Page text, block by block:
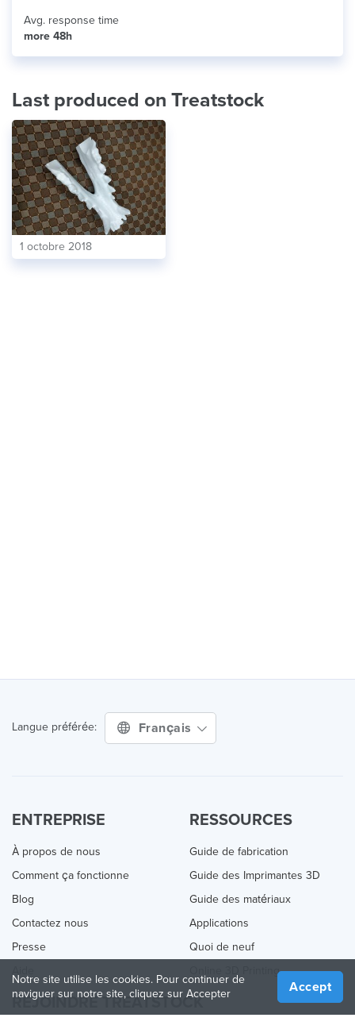
Avg. response time
more 48h
Last produced on Treatstock
1 octobre 2018
Langue préférée: Français
ENTREPRISE
À propos de nous
Comment ça fonctionne
Blog
Contactez nous
Presse
RESSOURCES
Guide de fabrication
Guide des Imprimantes 3D
Guide des matériaux
Applications
Quoi de neuf
Online 3D Printing
REJOINDRE TREATSTOCK
Notre site utilise les cookies. Pour continuer de
naviguer sur notre site, cliquez sur Accepter
Accept